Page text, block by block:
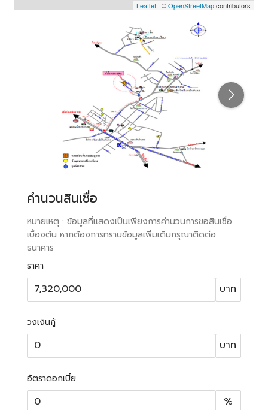
Leaflet | ©OpenStreetMapcontributors
คำนวนสินเชื่อ
หมายเหตุ : ข้อมูลที่แสดงเป็นเพียงการคำนวนการขอสินเชื่อ
เบื้องต้น หากต้องการทราบข้อมูลเพิ่มเติมกรุณาติดต่อ
ธนาคาร
ราคา
บาท
วงเงินกู้
บาท
อัตราดอกเบี้ย
%